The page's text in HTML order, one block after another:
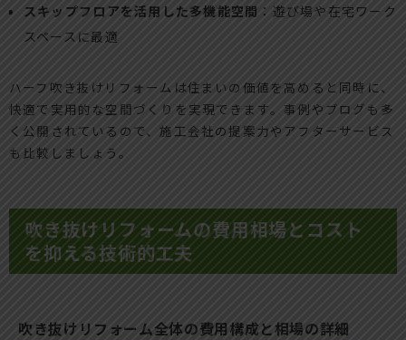
スキップフロアを活用した多機能空間 ：遊び場や在宅ワーク
スペースに最適
ハーフ吹き抜けリフォームは住まいの価値を高めると同時に、
快適で実用的な空間づくりを実現できます。事例やブログも多
く公開されているので、施工会社の提案力やアフターサービス
も比較しましょう。
吹き抜けリフォームの費用相場とコスト
を抑える技術的工夫
吹き抜けリフォーム全体の費用構成と相場の詳細